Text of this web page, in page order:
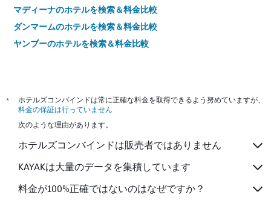
マディーナのホテルを検索＆料金比較
ダンマームのホテルを検索＆料金比較
ヤンブーのホテルを検索＆料金比較
*
ホテルズコンバインドは常に正確な料金を取得できるよう努めていますが、
料金の保証は行っていません
次のような理由があります。
ホテルズコンバインドは販売者ではありません
KAYAKは大量のデータを集積しています
料金が100%正確ではないのはなぜですか？